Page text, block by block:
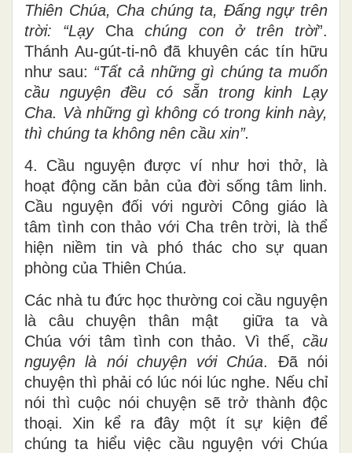
Thiên Chúa, Cha chúng ta, Đấng ngự trên
trời: “Lạy Chachúng con ở trên trời”.
Thánh Au-gút-ti-nô đã khuyên các tín hữu
như sau: “Tất cả những gì chúng ta muốn
cầu nguyện đều có sẵn trong kinh Lạy
Cha. Và những gì không có trong kinh này,
thì chúng ta không nên cầu xin”.
4. Cầu nguyện được ví như hơi thở, là
hoạt động căn bản của đời sống tâm linh.
Cầu nguyện đối với người Công giáo là
tâm tình con thảo với Cha trên trời, là thể
hiện niềm tin và phó thác cho sự quan
phòng của Thiên Chúa.
Các nhà tu đức học thường coi cầu nguyện
là câu chuyện thân mật giữa ta và
Chúa với tâm tình con thảo. Vì thế, cầu
nguyện là nói chuyện với Chúa. Đã nói
chuyện thì phải có lúc nói lúc nghe. Nếu chỉ
nói thì cuộc nói chuyện sẽ trở thành độc
thoại. Xin kể ra đây một ít sự kiện để
chúng ta hiểu việc cầu nguyện với Chúa